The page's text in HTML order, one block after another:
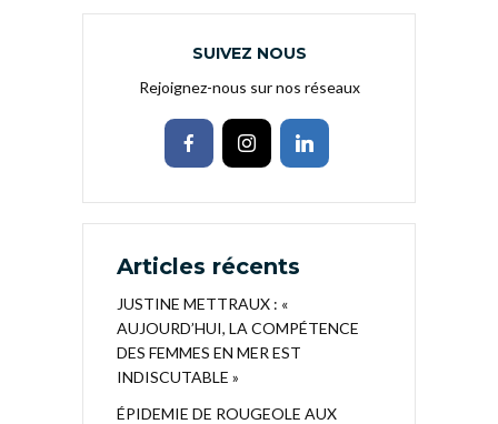
SUIVEZ NOUS
Rejoignez-nous sur nos réseaux
Articles récents
JUSTINE METTRAUX : «
AUJOURD’HUI, LA COMPÉTENCE
DES FEMMES EN MER EST
INDISCUTABLE »
ÉPIDEMIE DE ROUGEOLE AUX